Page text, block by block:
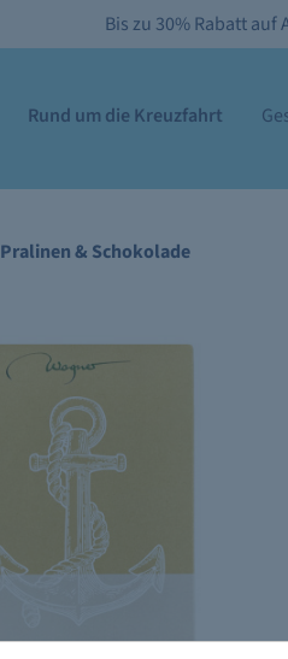
Bis zu 30% Rabatt
Rund um die Kreuzfahrt
Pralinen & Schokolade